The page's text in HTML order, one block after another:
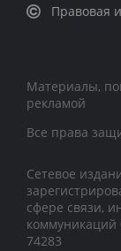
Правовая
Материалы,
рекламой
Все права
Сетевое
сфере связи,
74283